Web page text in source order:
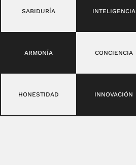
SABIDURÍA INTELIGENCIA
ARMONÍA CONCIENCIA
HONESTIDAD INNOVACIÓN